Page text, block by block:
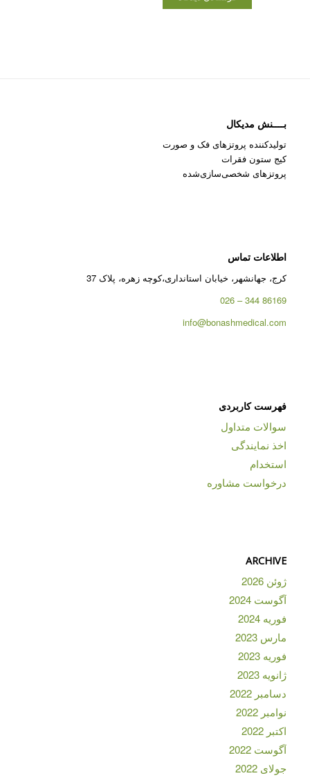
بــــنش مدیکال
تولیدکننده پروتزهای فک و صورت
کیج ستون فقرات
پروتزهای شخصی‌سازی‌شده
اطلاعات تماس
کرج، جهانشهر، خیابان استانداری،کوچه زهره، پلاک 37
86169 344 – 026
info@bonashmedical.com
فهرست کاربردی
سوالات متداول
اخذ نمایندگی
استخدام
درخواست مشاوره
ARCHIVE
ژوئن 2026
آگوست 2024
فوریه 2024
مارس 2023
فوریه 2023
ژانویه 2023
دسامبر 2022
نوامبر 2022
اکتبر 2022
آگوست 2022
جولای 2022